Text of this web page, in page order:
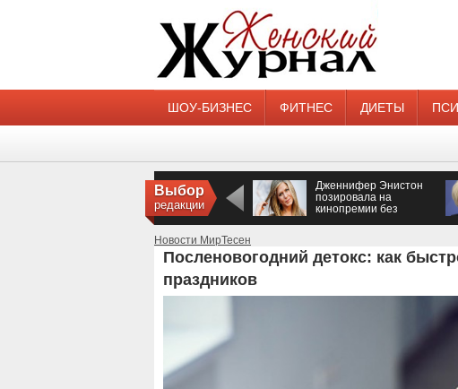
ШОУ-БИЗНЕС ФИТНЕС ДИЕТЫ
Выбор
редакции
Дженнифер Энистон
позировала на
кинопремии без
Новости МирТесен
Посленовогодний детокс: как
праздников